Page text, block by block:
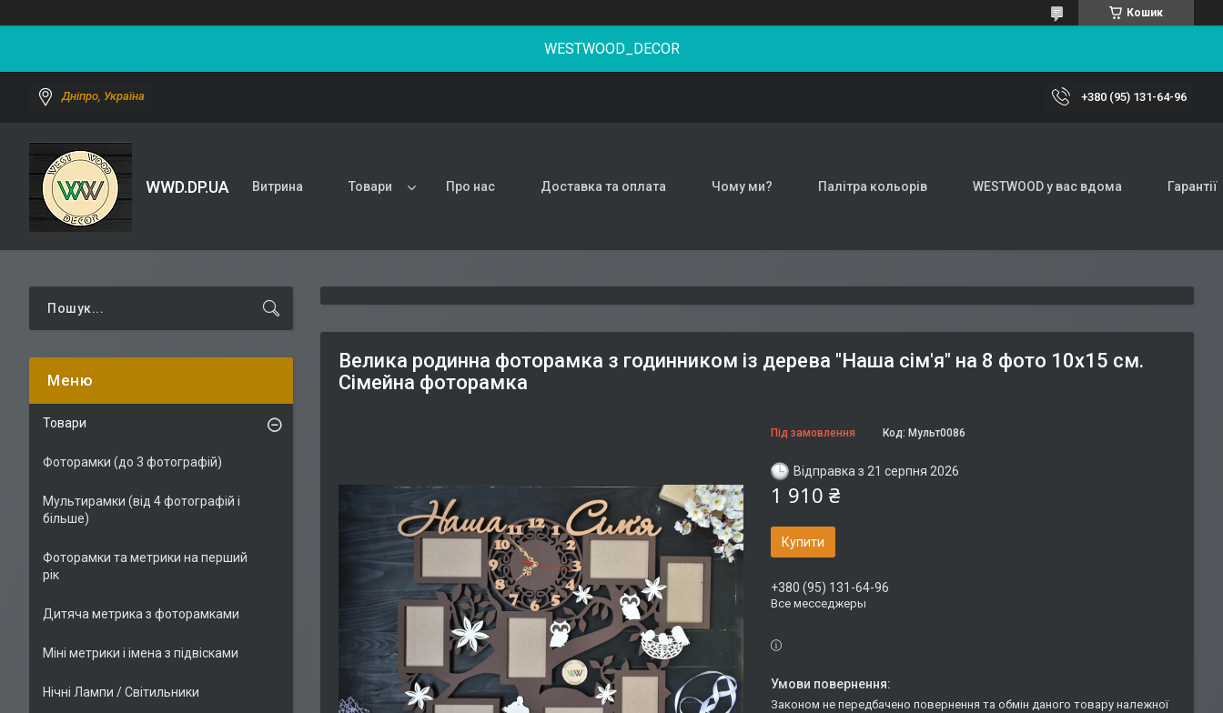
Кошик
WESTWOOD_DECOR
Дніпро, Україна +380 (95) 131-64-96
WWD.DP.UA Витрина Товари Про нас Доставка та оплата Чому ми? Палітра кольорів WESTWOOD у вас вдома Гарантії
Велика родинна фоторамка з годинником із дерева "Наша сім'я" на 8 фото 10х15 см.
Сімейна фоторамка
Під замовлення Код: Мульт0086
Відправка з 21 серпня 2026
1 910 ₴
Купити
+380 (95) 131-64-96
Все месседжеры
Законом не передбачено повернення та обмін даного товару належної
Товари
Фоторамки (до 3 фотографій)
Мультирамки (від 4 фотографій і
більше)
Фоторамки та метрики на перший
рік
Дитяча метрика з фоторамками
Міні метрики і імена з підвісками
Нічні Лампи / Світильники